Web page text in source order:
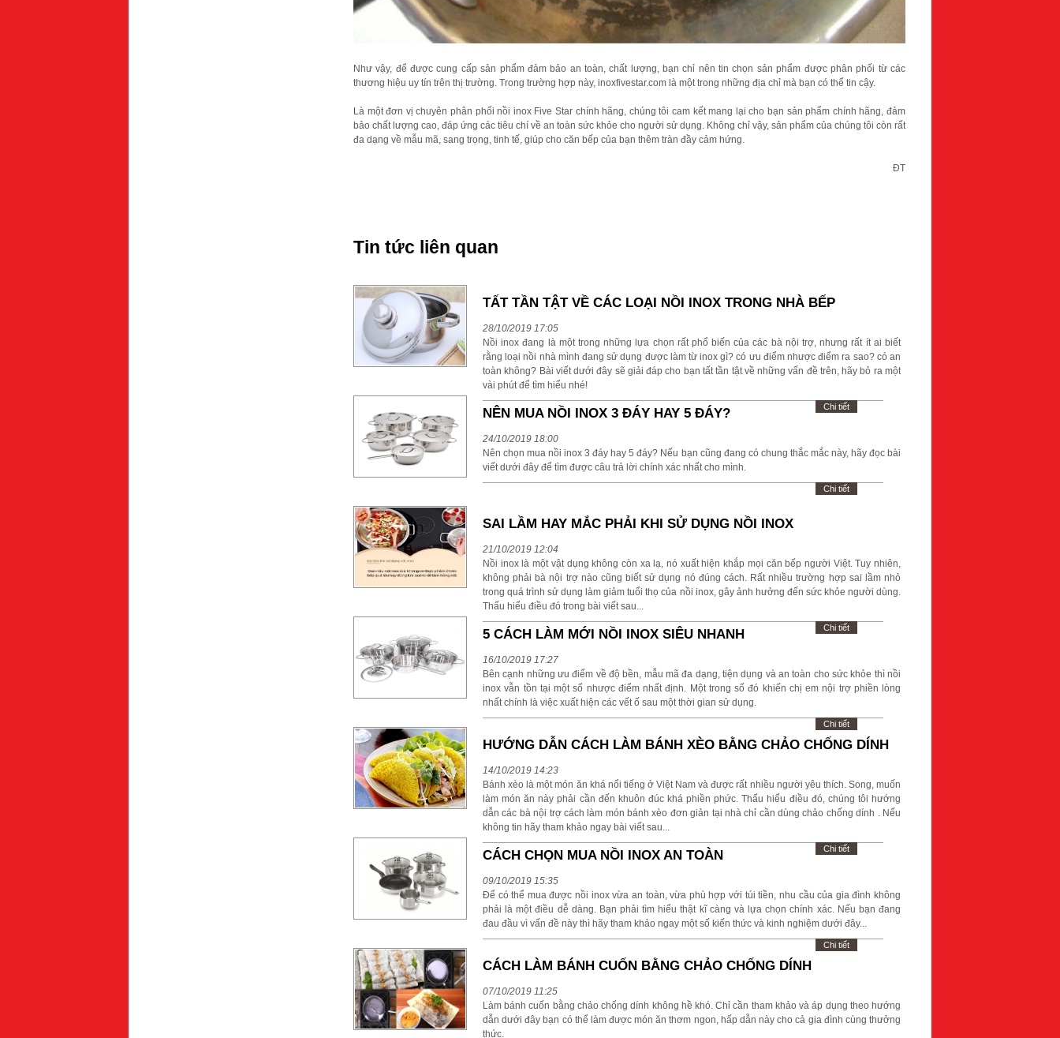
Như vậy, để được cung cấp sản phẩm đảm bảo an toàn, chất lượng, bạn chỉ nên tin chọn sản phẩm được phân phối từ các
thương hiệu uy tín trên thị trường. Trong trường hợp này, inoxfivestar.com là một trong những địa chỉ mà bạn có thể tin cậy.
Là một đơn vị chuyên phân phối nồi inox Five Star chính hãng, chúng tôi cam kết mang lại cho bạn sản phẩm chính hãng, đảm
bảo chất lượng cao, đáp ứng các tiêu chí về an toàn sức khỏe cho người sử dụng. Không chỉ vậy, sản phẩm của chúng tôi còn rất
đa dạng về mẫu mã, sang trọng, tinh tế, giúp cho căn bếp của bạn thêm tràn đầy cảm hứng.
ĐT
Tin tức liên quan
TẤT TẦN TẬT VỀ CÁC LOẠI NỒI INOX TRONG NHÀ BẾP
28/10/2019 17:05
Nồi inox đang là một trong những lựa chọn rất phổ biến của các bà nội trợ, nhưng rất ít ai biết
rằng loại nồi nhà mình đang sử dụng được làm từ inox gì? có ưu điểm nhược điểm ra sao? có an
toàn không? Bài viết dưới đây sẽ giải đáp cho bạn tất tần tật về những vấn đề trên, hãy bỏ ra một
vài phút để tìm hiểu nhé!
Chi tiết
NÊN MUA NỒI INOX 3 ĐÁY HAY 5 ĐÁY?
24/10/2019 18:00
Nên chọn mua nồi inox 3 đáy hay 5 đáy? Nếu bạn cũng đang có chung thắc mắc này, hãy đọc bài
viết dưới đây để tìm được câu trả lời chính xác nhất cho mình.
Chi tiết
SAI LẦM HAY MẮC PHẢI KHI SỬ DỤNG NỒI INOX
21/10/2019 12:04
Nồi inox là một vật dụng không còn xa lạ, nó xuất hiện khắp mọi căn bếp người Việt. Tuy nhiên,
không phải bà nội trợ nào cũng biết sử dụng nó đúng cách. Rất nhiều trường hợp sai lầm nhỏ
trong quá trình sử dụng làm giảm tuổi thọ của nồi inox, gây ảnh hưởng đến sức khỏe người dùng.
Thấu hiểu điều đó trong bài viết sau...
Chi tiết
5 CÁCH LÀM MỚI NỒI INOX SIÊU NHANH
16/10/2019 17:27
Bên cạnh những ưu điểm về độ bền, mẫu mã đa dạng, tiện dụng và an toàn cho sức khỏe thì nồi
inox vẫn tồn tại một số nhược điểm nhất định. Một trong số đó khiến chị em nội trợ phiền lòng
nhất chính là việc xuất hiện các vết ố sau một thời gian sử dụng.
Chi tiết
HƯỚNG DẪN CÁCH LÀM BÁNH XÈO BẰNG CHẢO CHỐNG DÍNH
14/10/2019 14:23
Bánh xèo là một món ăn khá nổi tiếng ở Việt Nam và được rất nhiều người yêu thích. Song, muốn
làm món ăn này phải cần đến khuôn đúc khá phiền phức. Thấu hiểu điều đó, chúng tôi hướng
dẫn các bà nội trợ cách làm món bánh xèo đơn giản tại nhà chỉ cần dùng chảo chống dính . Nếu
không tin hãy tham khảo ngay bài viết sau...
Chi tiết
CÁCH CHỌN MUA NỒI INOX AN TOÀN
09/10/2019 15:35
Để có thể mua được nồi inox vừa an toàn, vừa phù hợp với túi tiền, nhu cầu của gia đình không
phải là một điều dễ dàng. Bạn phải tìm hiểu thật kĩ càng và lựa chọn chính xác. Nếu bạn đang
đau đầu vì vấn đề này thì hãy tham khảo ngay một số kiến thức và kinh nghiệm dưới đây...
Chi tiết
CÁCH LÀM BÁNH CUỐN BẰNG CHẢO CHỐNG DÍNH
07/10/2019 11:25
Làm bánh cuốn bằng chảo chống dính không hề khó. Chỉ cần tham khảo và áp dụng theo hướng
dẫn dưới đây bạn có thể làm được món ăn thơm ngon, hấp dẫn này cho cả gia đình cùng thưởng
thức.